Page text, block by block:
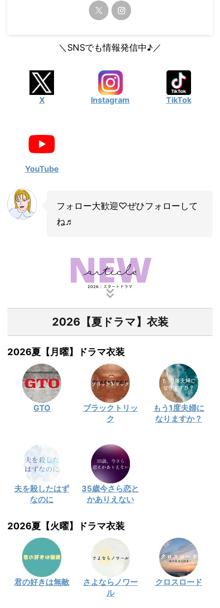
＼SNSでも情報発信中♪／
X Instagram TikTok
YouTube
フォロー大歓迎♡ぜひフォローして
ね♬
2026【夏ドラマ】衣装
2026夏【月曜】ドラマ衣装
GTO
ブラックトリッ
ク
もう1度夫婦に
なりますか？
夫を殺したはず
なのに
35歳今さら恋と
かありえない
2026夏【火曜】ドラマ衣装
君の好きは無敵
さよならノワー
ル
クロスロード